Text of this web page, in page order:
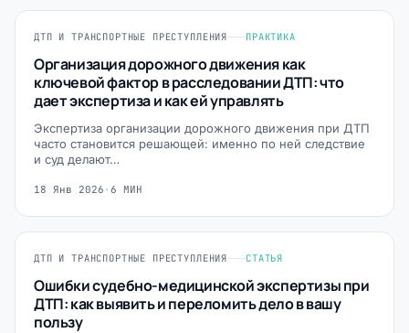
ДТП И ТРАНСПОРТНЫЕ ПРЕСТУПЛЕНИЯ ПРАКТИКА
Организация дорожного движения как
ключевой фактор в расследовании ДТП: что
дает экспертиза и как ей управлять
Экспертиза организации дорожного движения при ДТП
часто становится решающей: именно по ней следствие
и суд делают…
18 Янв 2026 · 6 МИН
ДТП И ТРАНСПОРТНЫЕ ПРЕСТУПЛЕНИЯ СТАТЬЯ
Ошибки судебно-медицинской экспертизы при
ДТП: как выявить и переломить дело в вашу
пользу